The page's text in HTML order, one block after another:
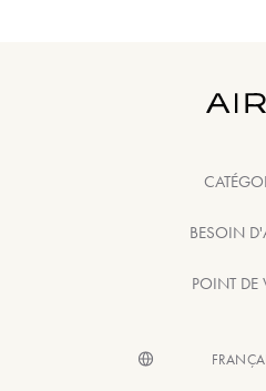
BESOIN
POINT DE